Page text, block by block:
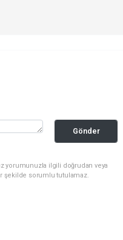
Gönder
yorumunuzla ilgili doğrudan veya
şekilde sorumlu tutulamaz.